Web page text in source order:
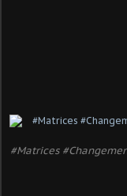
#Matrices